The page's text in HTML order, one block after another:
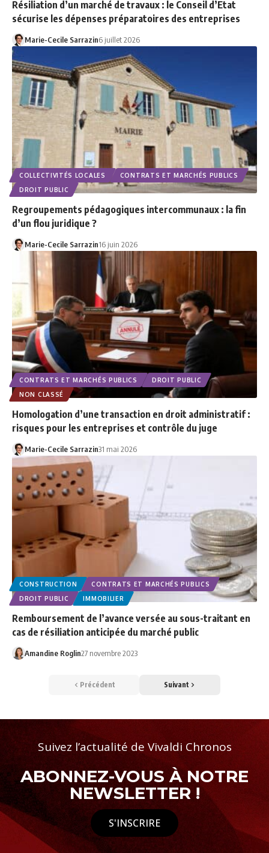
Résiliation d’un marché de travaux : le Conseil d’Etat
sécurise les dépenses préparatoires des entreprises
Marie-Cecile Sarrazin6 juillet 2026
COLLECTIVITÉS LOCALES
CONTRATS ET MARCHÉS PUBLICS
DROIT PUBLIC
Regroupements pédagogiques intercommunaux : la fin
d’un flou juridique ?
Marie-Cecile Sarrazin16 juin 2026
CONTRATS ET MARCHÉS PUBLICS
DROIT PUBLIC
NON CLASSÉ
Homologation d’une transaction en droit administratif :
risques pour les entreprises et contrôle du juge
Marie-Cecile Sarrazin31 mai 2026
CONSTRUCTION
CONTRATS ET MARCHÉS PUBLICS
DROIT PUBLIC
IMMOBILIER
Remboursement de l’avance versée au sous-traitant en
cas de résiliation anticipée du marché public
Amandine Roglin27 novembre 2023
Précédent Suivant
Suivez l’actualité de Vivaldi Chronos
ABONNEZ-VOUS À NOTRE
NEWSLETTER !
S'INSCRIRE